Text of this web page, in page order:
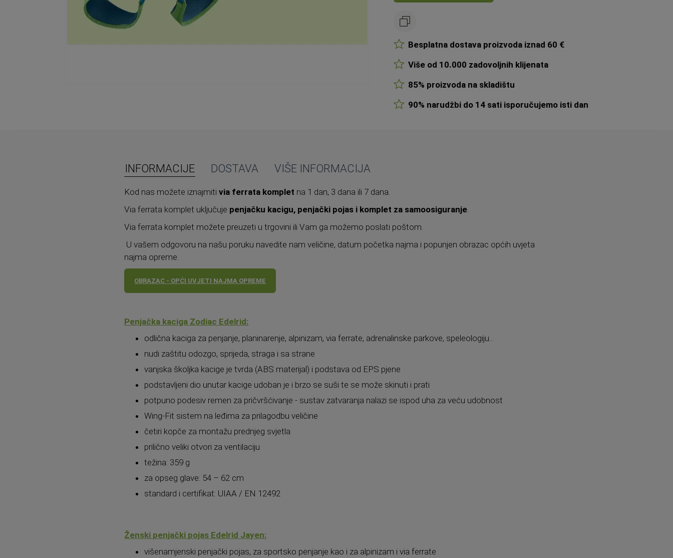
Besplatna dostava proizvoda iznad 60 €
Više od 10.000 zadovoljnih klijenata
85% proizvoda na skladištu
90% narudžbi do 14 sati isporučujemo isti dan
INFORMACIJE
Kod nas možete iznajmitivia ferrata komplet na 1 dan, 3 dana ili 7 dana.
Via ferrata komplet uključuje penjačku kacigu, penjački pojas i komplet za samoosiguranje
Via ferrata komplet možete preuzeti u trgovini ili Vam ga možemo poslati poštom.
U vašem odgovoru na našu poruku navedite nam veličine, datum početka najma i popunjen obrazac općih uvjeta
najma opreme.
OBRAZAC - OPĆI UVJETI NAJMA OPREME
Penjačka kaciga Zodiac Edelrid:
odlična kaciga za penjanje, planinarenje, alpinizam, via ferrate, adrenalinske parkove, speleologiju...
nudi zaštitu odozgo, sprijeda, straga i sa strane
vanjska školjka kacige je tvrda (ABS materijal) i podstava od EPS pjene
podstavljeni dio unutar kacige udoban je i brzo se suši te se može skinuti i prati
potpuno podesiv remen za pričvršćivanje - sustav zatvaranja nalazi se ispod uha za veću udobnost
Wing-Fit sistem na leđima za prilagodbu veličine
četiri kopče za montažu prednjeg svjetla
prilično veliki otvori za ventilaciju
težina: 359 g
za opseg glave: 54 – 62 cm
standard i certifikat: UIAA / EN 12492
Ženski penjački pojas Edelrid Jayen:
višenamjenski penjački pojas, za sportsko penjanje kao i za alpinizam i via ferrate
DOSTAVA VIŠE INFORMACIJA